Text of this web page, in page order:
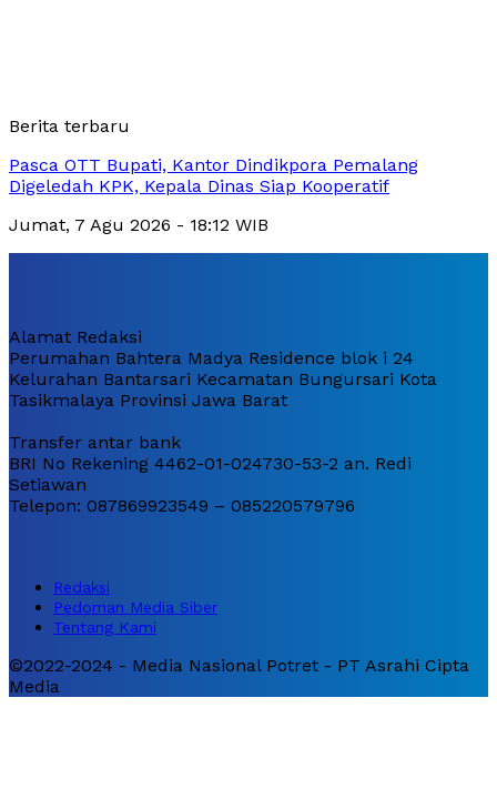
Berita terbaru
Pasca OTT Bupati, Kantor Dindikpora Pemalang
Digeledah KPK, Kepala Dinas Siap Kooperatif
Jumat, 7 Agu 2026 - 18:12 WIB
Alamat Redaksi
Perumahan Bahtera Madya Residence blok i 24
Kelurahan Bantarsari Kecamatan Bungursari Kota
Tasikmalaya Provinsi Jawa Barat
Transfer antar bank
BRI No Rekening 4462-01-024730-53-2 an. Redi
Setiawan
Telepon: 087869923549 – 085220579796
Redaksi
Pedoman Media Siber
Tentang Kami
©2022-2024 - Media Nasional Potret - PT Asrahi Cipta
Media